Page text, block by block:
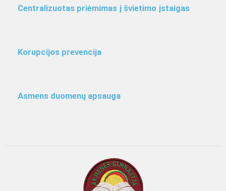
Centralizuotas priėmimas į švietimo įstaigas
Korupcijos prevencija
Asmens duomenų apsauga